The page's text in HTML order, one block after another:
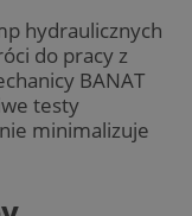
hydraulicznych
do pracy z
BANAT
testy
minimalizuje